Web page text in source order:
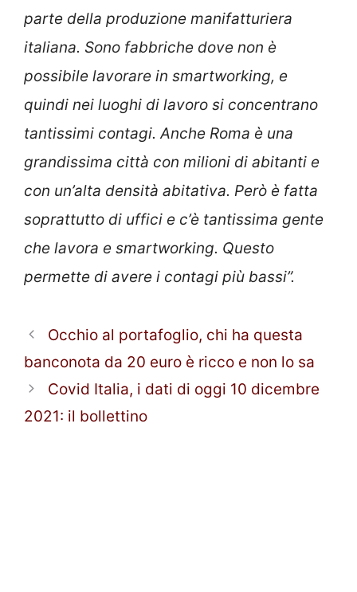
parte della produzione manifatturiera
italiana. Sono fabbriche dove non è
possibile lavorare in smartworking, e
quindi nei luoghi di lavoro si concentrano
tantissimi contagi. Anche Roma è una
grandissima città con milioni di abitanti e
con un’alta densità abitativa. Però è fatta
soprattutto di uffici e c’è tantissima gente
che lavora e smartworking. Questo
permette di avere i contagi più bassi”.
Occhio al portafoglio, chi ha questa
banconota da 20 euro è ricco e non lo sa
Covid Italia, i dati di oggi 10 dicembre
2021: il bollettino